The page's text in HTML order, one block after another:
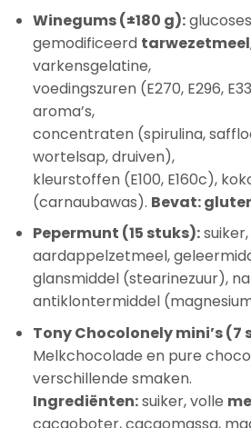
Winegums (±180 g):
gemodificeerd tarwezetmeel
varkensgelatine,
voedingszuren (E270, E296,
aroma’s,
concentraten (spirulina,
wortelsap, druiven),
kleurstoffen (E100, E160c),
(carnaubawas). Bevat:
Pepermunt (15 stuks):
aardappelzetmeel,
glansmiddel (stearinezuur),
antiklontermiddel
Tony Chocolonely mini’s
Melkchocolade en pure
verschillende smaken.
Ingrediënten:suiker, volle
cacaoboter, cacaomassa,